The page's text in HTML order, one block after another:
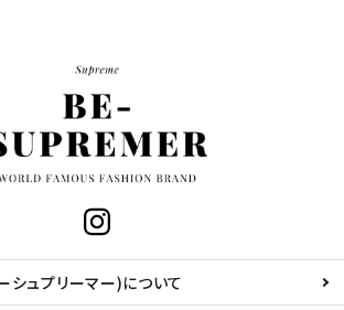
ュプリーマー)について